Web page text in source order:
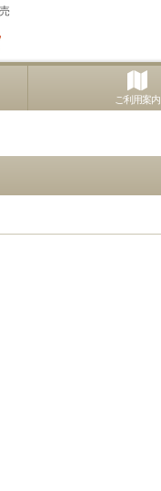
ご利用案内